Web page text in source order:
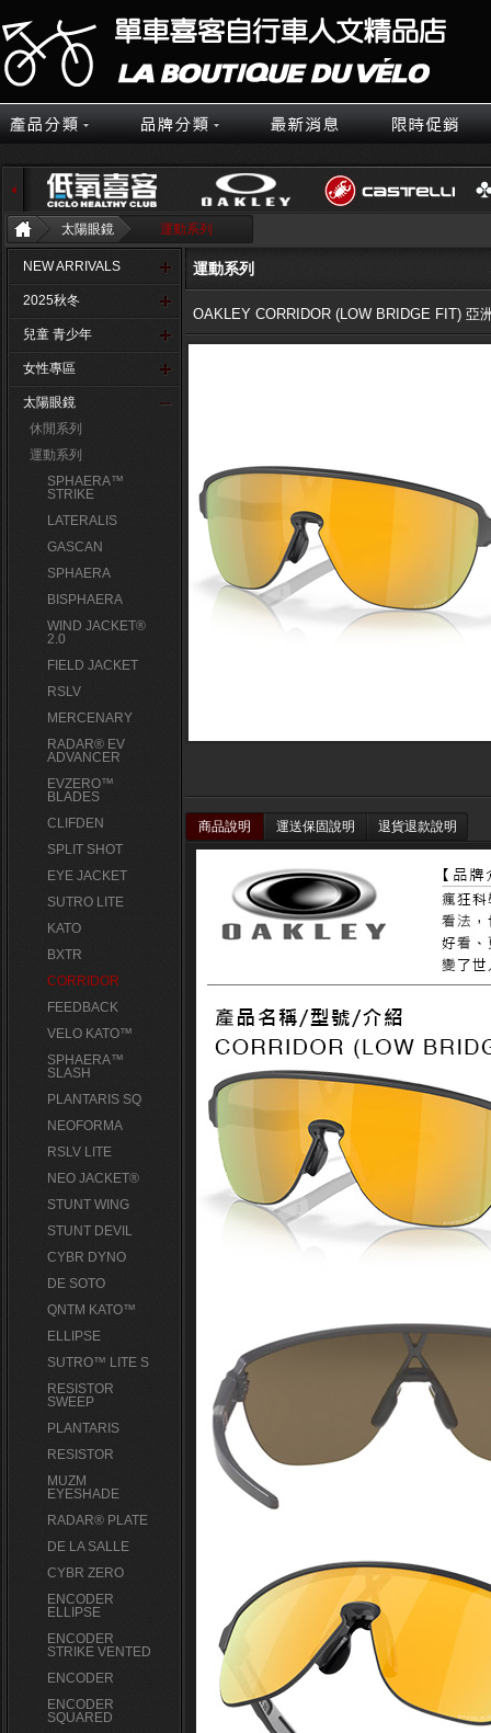
太陽眼鏡 運動系列
NEW ARRIVALS
2025秋冬
兒童 青少年
女性專區
太陽眼鏡
休閒系列
運動系列
SPHAERA™
STRIKE
LATERALIS
GASCAN
SPHAERA
BISPHAERA
WIND JACKET®
2.0
FIELD JACKET
RSLV
MERCENARY
RADAR® EV
ADVANCER
EVZERO™
BLADES
CLIFDEN
SPLIT SHOT
EYE JACKET
SUTRO LITE
KATO
BXTR
CORRIDOR
FEEDBACK
VELO KATO™
SPHAERA™
SLASH
PLANTARIS SQ
NEOFORMA
RSLV LITE
NEO JACKET®
STUNT WING
STUNT DEVIL
CYBR DYNO
DE SOTO
QNTM KATO™
ELLIPSE
SUTRO™ LITE S
RESISTOR
SWEEP
PLANTARIS
RESISTOR
MUZM
EYESHADE
RADAR® PLATE​
DE LA SALLE
CYBR ZERO
ENCODER
ELLIPSE
ENCODER
STRIKE VENTED
ENCODER
ENCODER
SQUARED
運動系列
OAKLEY CORRIDOR (LOW BRIDGE FIT) 亞
商品說明 運送保固說明 退貨退款說明